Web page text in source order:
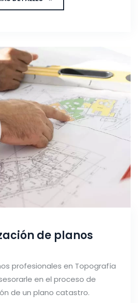
de planos
profesionales en Topografía
en el proceso de
de un plano catastro.